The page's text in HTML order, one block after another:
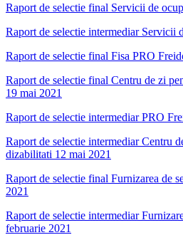
Raport de selectie final Servicii de
Raport de selectie intermediar Servicii
Raport de selectie final Fisa PRO
Raport de selectie final Centru de zi
19 mai 2021
Raport de selectie intermediar PRO
Raport de selectie intermediar Centru
dizabilitati 12 mai 2021
Raport de selectie final Furnizarea de
2021
Raport de selectie intermediar
februarie 2021